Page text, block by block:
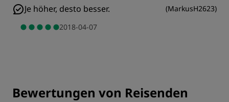
Je höher, desto besser. (MarkusH2623)
2018-04-07
Bewertungen von Reisenden